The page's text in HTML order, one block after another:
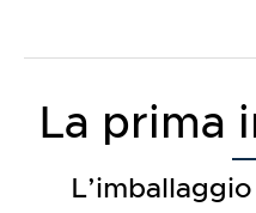
La prima